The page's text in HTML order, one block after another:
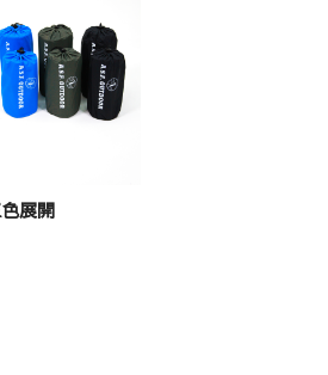
展開